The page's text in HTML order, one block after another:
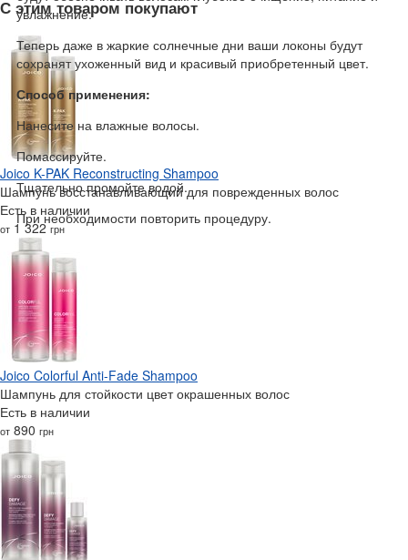
увлажнение.
Теперь даже в жаркие солнечные дни ваши локоны будут
сохранят ухоженный вид и красивый приобретенный цвет.
Способ применения:
Нанесите на влажные волосы.
Помассируйте.
Тщательно промойте водой.
При необходимости повторить процедуру.
С этим товаром покупают
Joico K-PAK Reconstructing Shampoo
Шампунь восстанавливающий для поврежденных волос
Есть в наличии
от 1 322грн
Joico Colorful Anti-Fade Shampoo
Шампунь для стойкости цвет окрашенных волос
Есть в наличии
от 890 грн